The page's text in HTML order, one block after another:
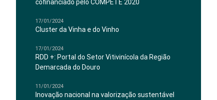
cofinanciado pelo COMPETE 2020
17/01/2024
Cluster da Vinha e do Vinho
17/01/2024
RDD +: Portal do Setor Vitivinícola da Região
Demarcada do Douro
11/01/2024
Inovação nacional na valorização sustentável